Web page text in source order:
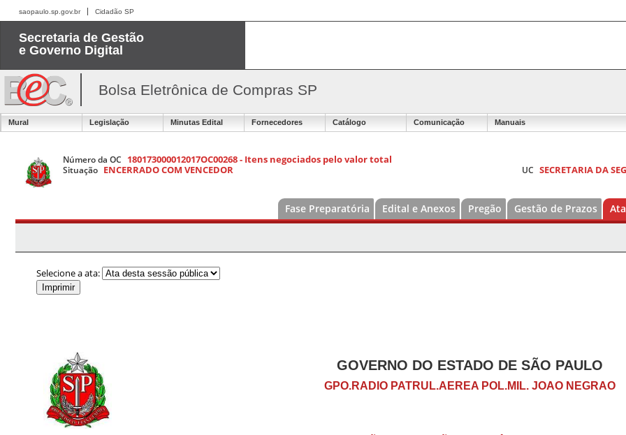
saopaulo.sp.gov.br Cidadão SP
Secretaria de Gestão
e Governo Digital
Bolsa Eletrônica de Compras SP
Mural Legislação Minutas Edital Fornecedores Catálogo Comunicação Manuais
Número da OC 180173000012017OC00268 - Itens negociados pelo valor total
Situação ENCERRADO COM VENCEDOR UC SECRETARIA DA
Fase Preparatória Edital e Anexos Pregão Gestão de Prazos Ata
Selecione a ata:
GOVERNO DO ESTADO DE SÃO PAULO
GPO.RADIO PATRUL.AEREA POL.MIL. JOAO NEGRAO